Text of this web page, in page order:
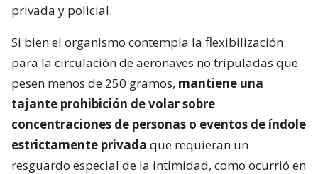
privada y policial.
Si bien el organismo contempla la flexibilización
para la circulación de aeronaves no tripuladas que
pesen menos de 250 gramos, mantiene una
tajante prohibición de volar sobre
concentraciones de personas o eventos de índole
estrictamente privada que requieran un
resguardo especial de la intimidad, como ocurrió en